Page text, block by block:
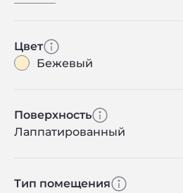
Цвет
Бежевый
Поверхность
Лаппатированный
Тип помещения